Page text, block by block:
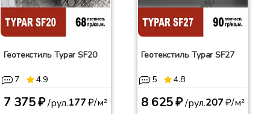
Геотекстиль Typar SF20
7 4.9
7 375 ₽/рул.177₽/м²
Геотекстиль Typar SF27
5 4.8
8 625 ₽/рул.207₽/м²